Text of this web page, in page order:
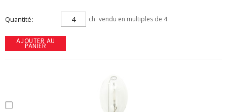
Quantité ch vendu en multiples de 4
AJOUTER AU
PANIER